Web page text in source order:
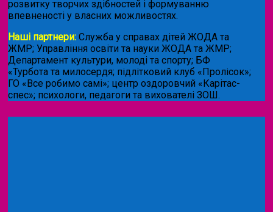
розвитку творчих здібностей і формуванню
впевненості у власних можливостях.
Наші партнери: Служба у справах дітей ЖОДА та
ЖМР; Управління освіти та науки ЖОДА та ЖМР;
Департамент культури, молоді та спорту; БФ
«Турбота та милосердя; підлітковий клуб «Пролісок»;
ГО «Все робимо самі»; центр оздоровчий «Карітас-
спес»; психологи, педагоги та вихователі ЗОШ.